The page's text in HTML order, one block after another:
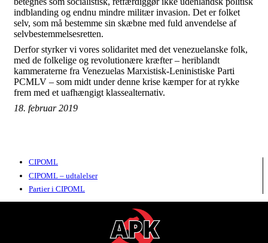
indblanding og endnu mindre militær invasion. Det er folket
selv, som må bestemme sin skæbne med fuld anvendelse af
selvbestemmelsesretten.
Derfor styrker vi vores solidaritet med det venezuelanske folk,
med de folkelige og revolutionære kræfter – heriblandt
kammeraterne fra Venezuelas Marxistisk-Leninistiske Parti
PCMLV – som midt under denne krise kæmper for at rykke
frem med et uafhængigt klassealternativ.
18. februar 2019
CIPOML
CIPOML – udtalelser
Partier i CIPOML